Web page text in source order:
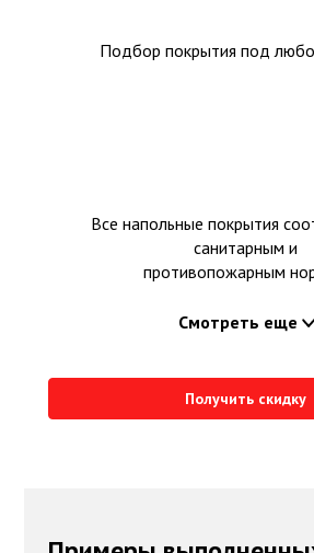
Подбор покрытия под
Все напольные покрытия
санитарным и
противопожарным
Смотреть еще
Получить скидку